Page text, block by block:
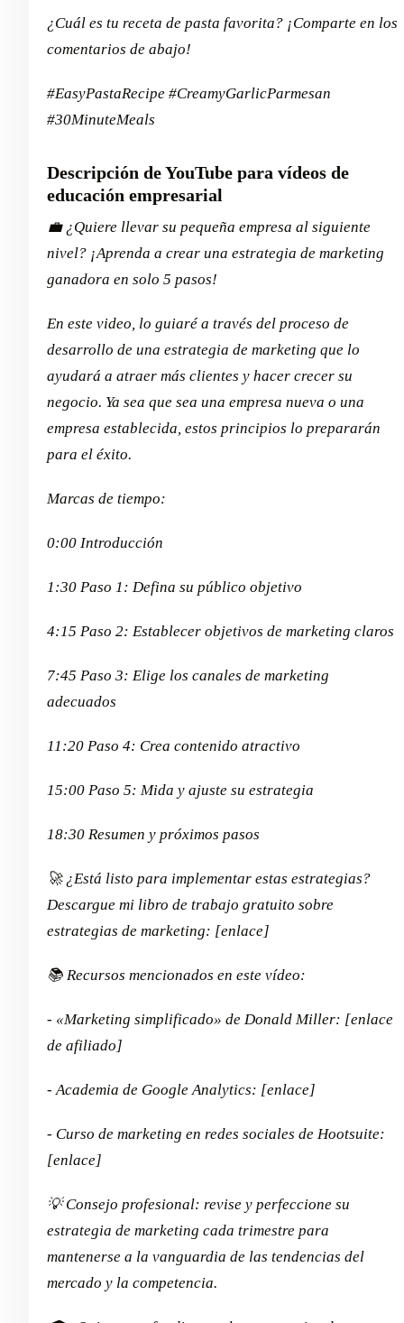
¿Cuál es tu receta de pasta favorita? ¡Comparte en los
comentarios de abajo!
#EasyPastaRecipe #CreamyGarlicParmesan
#30MinuteMeals
Descripción de YouTube para vídeos de
educación empresarial
💼 ¿Quiere llevar su pequeña empresa al siguiente
nivel? ¡Aprenda a crear una estrategia de marketing
ganadora en solo 5 pasos!
En este video, lo guiaré a través del proceso de
desarrollo de una estrategia de marketing que lo
ayudará a atraer más clientes y hacer crecer su
negocio. Ya sea que sea una empresa nueva o una
empresa establecida, estos principios lo prepararán
para el éxito.
Marcas de tiempo:
0:00 Introducción
1:30 Paso 1: Defina su público objetivo
4:15 Paso 2: Establecer objetivos de marketing claros
7:45 Paso 3: Elige los canales de marketing
adecuados
11:20 Paso 4: Crea contenido atractivo
15:00 Paso 5: Mida y ajuste su estrategia
18:30 Resumen y próximos pasos
🚀 ¿Está listo para implementar estas estrategias?
Descargue mi libro de trabajo gratuito sobre
estrategias de marketing: [enlace]
📚 Recursos mencionados en este vídeo:
- «Marketing simplificado» de Donald Miller: [enlace
de afiliado]
- Academia de Google Analytics: [enlace]
- Curso de marketing en redes sociales de Hootsuite:
[enlace]
💡 Consejo profesional: revise y perfeccione su
estrategia de marketing cada trimestre para
mantenerse a la vanguardia de las tendencias del
mercado y la competencia.